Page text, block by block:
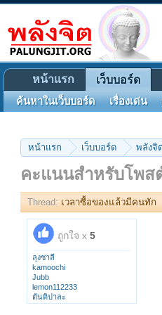
หน้าแรก เว็บบอร์ด พลังจิ
คะแนนสำหรับโพส
Thread: เวลาซื้อของแล้วมีคนทัก
ถูกใจ x 5
ลุงชาลี
kamoochi
Jubb
lemon112233
ตันติปาละ
หน้าแรก เว็บบอร์ด
ค้นหาในเว็บบอร์ด เรื่องเด่น